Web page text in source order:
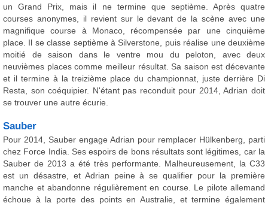
un Grand Prix, mais il ne termine que septième. Après quatre
courses anonymes, il revient sur le devant de la scène avec une
magnifique course à Monaco, récompensée par une cinquième
place. Il se classe septième à Silverstone, puis réalise une deuxième
moitié de saison dans le ventre mou du peloton, avec deux
neuvièmes places comme meilleur résultat. Sa saison est décevante
et il termine à la treizième place du championnat, juste derrière Di
Resta, son coéquipier. N'étant pas reconduit pour 2014, Adrian doit
se trouver une autre écurie.
Sauber
Pour 2014, Sauber engage Adrian pour remplacer Hülkenberg, parti
chez Force India. Ses espoirs de bons résultats sont légitimes, car la
Sauber de 2013 a été très performante. Malheureusement, la C33
est un désastre, et Adrian peine à se qualifier pour la première
manche et abandonne régulièrement en course. Le pilote allemand
échoue à la porte des points en Australie, et termine également